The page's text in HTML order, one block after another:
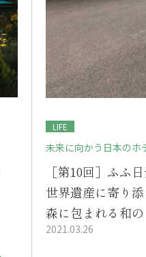
LIFE
未来に向かう日本のホ
［第10回］ふ
世界遺産に寄り
森に包まれる和の
2021.03.26